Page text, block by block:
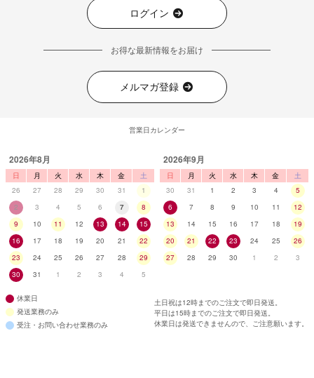
ログイン
お得な最新情報をお届け
メルマガ登録
営業日カレンダー
2026年8月
日 月 火 水 木 金
土
26
27 28 29 30 31
1
2
3 4 5 6 7
8
9
10 11 12 13 14
15
16
17 18 19 20 21
22
23
24 25 26 27 28
29
30
31 1 2 3 4 5
2026年9月
日 月 火 水 木 金
土
30
31 1 2 3 4
5
6
7 8 9 10 11
12
13
14 15 16 17 18
19
20
21 22 23 24 25
26
27
28 29 30 1 2 3
休業日
発送業務のみ
受注・お問い合わせ業務のみ
土日祝は12時までのご注文で即日発送。
平日は15時までのご注文で即日発送。
休業日は発送できませんので、ご注意願います。